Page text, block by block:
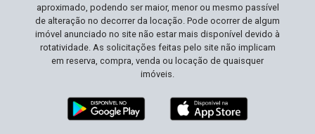
aproximado, podendo ser maior, menor ou mesmo passível
de alteração no decorrer da locação. Pode ocorrer de algum
imóvel anunciado no site não estar mais disponível devido à
rotatividade. As solicitações feitas pelo site não implicam
em reserva, compra, venda ou locação de quaisquer
imóveis.